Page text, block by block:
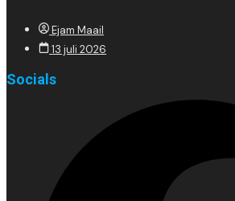
Ejam Maail
13 juli 2026
Socials